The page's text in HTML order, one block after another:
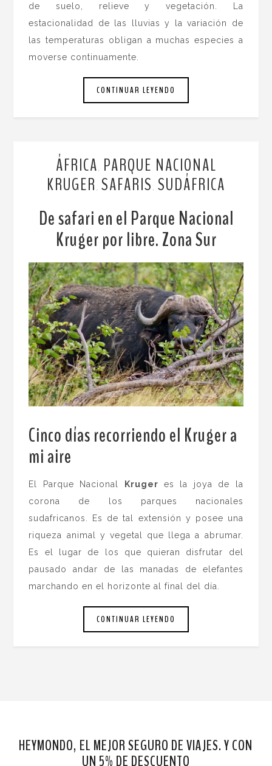
de suelo, relieve y vegetación. La
estacionalidad de las lluvias y la variación de
las temperaturas obligan a muchas especies a
moverse continuamente.
CONTINUAR LEYENDO
ÁFRICA, PARQUE NACIONAL
KRUGER , SAFARIS , SUDÁFRICA
De safari en el Parque Nacional
Kruger por libre. Zona Sur
Cinco días recorriendo el Kruger a
mi aire
El Parque Nacional Kruger es la joya de la
corona de los parques nacionales
sudafricanos. Es de tal extensión y posee una
riqueza animal y vegetal que llega a abrumar.
Es el lugar de los que quieran disfrutar del
pausado andar de las manadas de elefantes
marchando en el horizonte al final del día.
CONTINUAR LEYENDO
HEYMONDO, EL MEJOR SEGURO DE VIAJES. Y CON
UN 5% DE DESCUENTO